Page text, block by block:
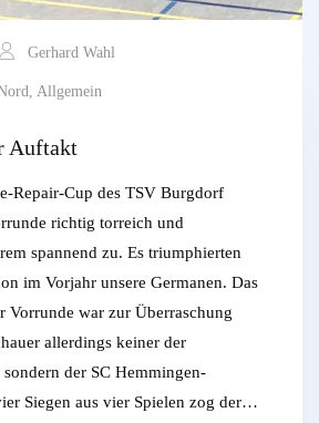
Gerhard Wahl
Allgemein
Auftakt
Repair-Cup des TSV Burgdorf
richtig torreich und
spannend zu. Es triumphierten
im Vorjahr unsere Germanen. Das
Vorrunde war zur Überraschung
allerdings keiner der
der SC Hemmingen-
Siegen aus vier Spielen zog der…